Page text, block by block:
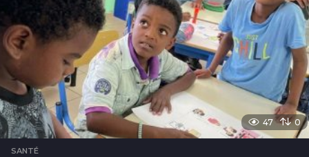
47 0
SANTÉ